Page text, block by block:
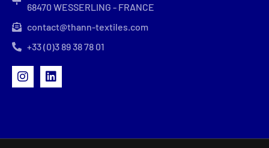
68470 WESSERLING - FRANCE
contact@thann-textiles.com
+33 (0)3 89 38 78 01